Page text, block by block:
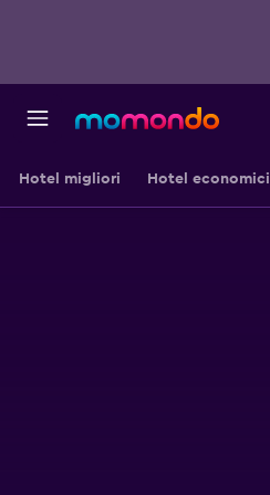
Hotel migliori Hotel economici